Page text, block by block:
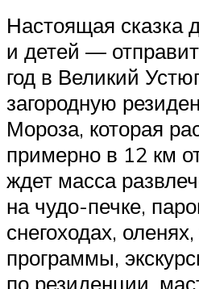
Настоящая сказка
и детей —
год в Великий
загородную
Мороза, которая
примерно в 12 км
ждет масса
на чудо-печке,
снегоходах,
программы,
по резиденции,